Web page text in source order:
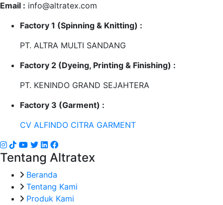
Email : info@altratex.com
Factory 1 (Spinning & Knitting) :
PT. ALTRA MULTI SANDANG
Factory 2 (Dyeing, Printing & Finishing) :
PT. KENINDO GRAND SEJAHTERA
Factory 3 (Garment) :
CV ALFINDO CITRA GARMENT
Tentang Altratex
Beranda
Tentang Kami
Produk Kami